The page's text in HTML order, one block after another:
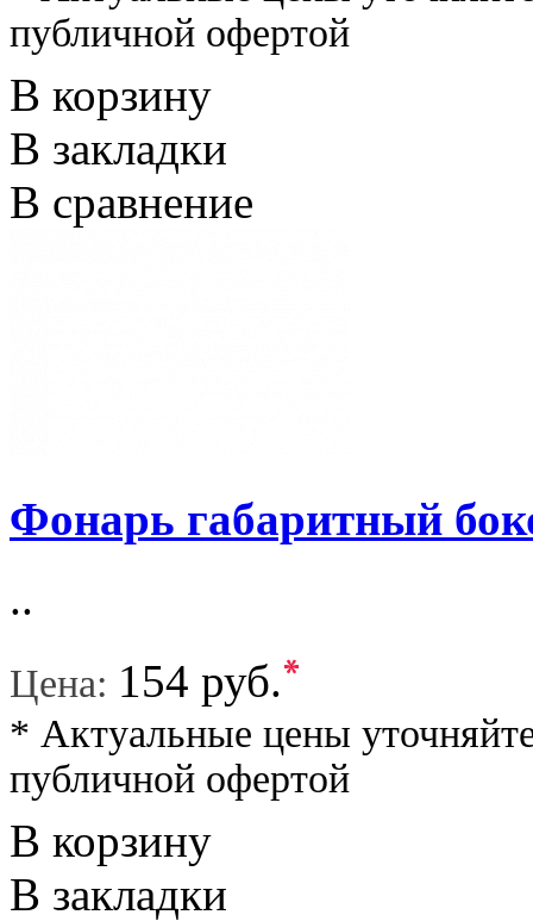
публичной офертой
В корзину
В закладки
В сравнение
Фонарь габаритный
..
Цена: 154 руб.*
* Актуальные цены
публичной офертой
В корзину
В закладки